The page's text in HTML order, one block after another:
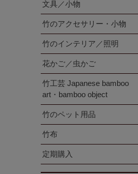
文具／小物
竹のアクセサリー・小物
竹のインテリア／照明
花かご／虫かご
竹工芸 Japanese bamboo
art・bamboo object
竹のペット用品
竹布
定期購入